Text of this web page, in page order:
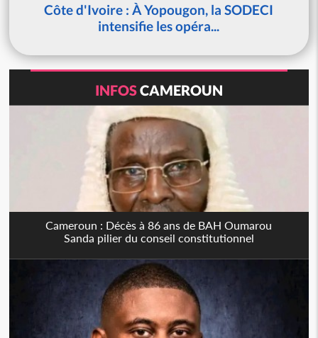
Côte d'Ivoire : À Yopougon, la SODECI
intensifie les opéra...
INFOSCAMEROUN
Cameroun : Décès à 86 ans de BAH Oumarou
Sanda pilier du conseil constitutionnel